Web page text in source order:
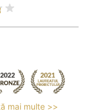
mai multe >>